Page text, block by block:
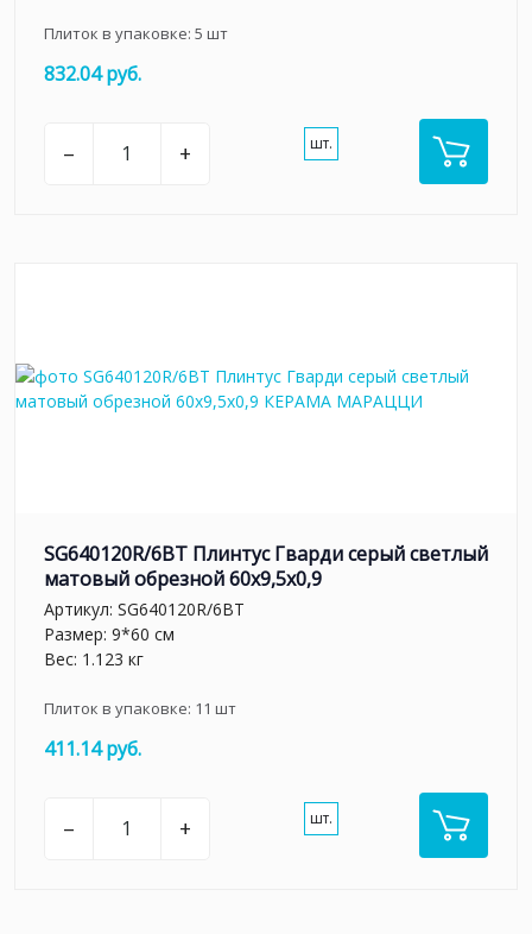
Плиток в упаковке: 5 шт
832.04 руб.
– + шт.
SG640120R/6BT Плинтус Гварди серый светлый
матовый обрезной 60x9,5x0,9
Артикул: SG640120R/6BT
Размер: 9*60 см
Вес: 1.123 кг
Плиток в упаковке: 11 шт
411.14 руб.
– + шт.